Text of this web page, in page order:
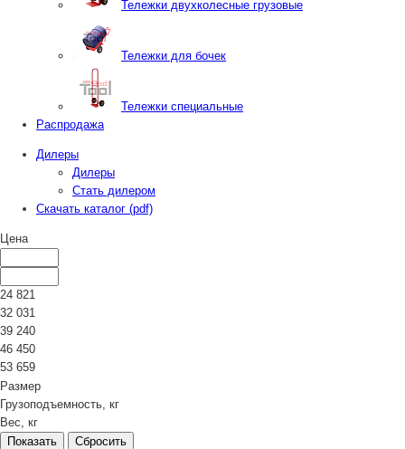
Тележки двухколесные грузовые
Тележки для бочек
Тележки специальные
Распродажа
Дилеры
Дилеры
Стать дилером
Скачать каталог (pdf)
Цена
24 821
32 031
39 240
46 450
53 659
Размер
Грузоподъемность, кг
Вес, кг
Сбросить